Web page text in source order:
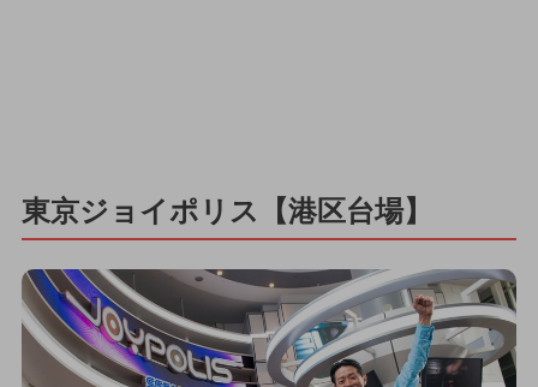
東京ジョイポリス【港区台場】